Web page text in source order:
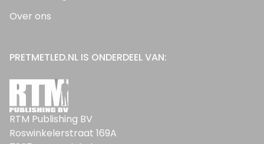
Over ons
PRETMETLED.NL IS ONDERDEEL VAN:
RTM Publishing BV
Roswinkelerstraat 169A